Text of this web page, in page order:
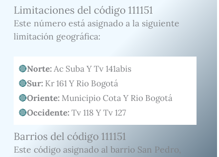
Limitaciones del código 111151
Este número está asignado a la siguiente
limitación geográfica:
Norte:Ac Suba Y Tv 141abis
Sur: Kr 161 Y Rio Bogotá
Oriente: Municipio Cota Y Rio Bogotá
Occidente:Tv 118 Y Tv 127
Barrios del código 111151
Este código asignado al barrio San Pedro,